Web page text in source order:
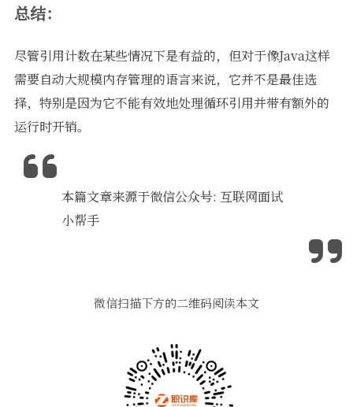
总结：
尽管引用计数在某些情况下是有益的，但对于像Java这样
需要自动大规模内存管理的语言来说，它并不是最佳选
择，特别是因为它不能有效地处理循环引用并带有额外的
运行时开销。
本篇文章来源于微信公众号: 互联网面试
小帮手
微信扫描下方的二维码阅读本文